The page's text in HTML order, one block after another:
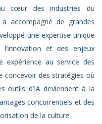
cœur des industries du
accompagné de grandes
une expertise unique
et des enjeux
expérience au service des
concevoir des stratégies où
outils d’IA deviennent à la
concurrentiels et des
de la culture.